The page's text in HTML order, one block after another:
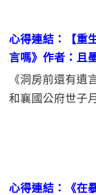
心得連結：【重
言嗎》作者：且
《洞房前還有遺
和襄國公府世子
心得連結：《在